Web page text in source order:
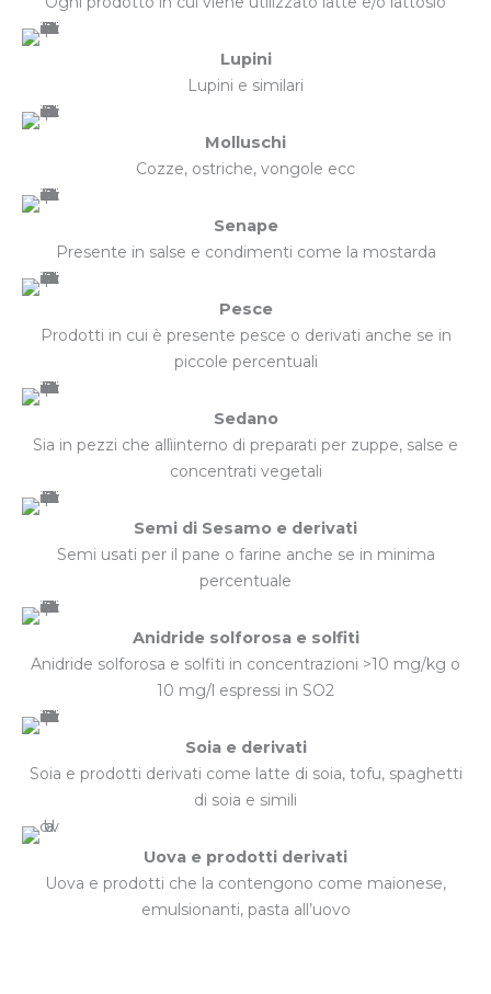
Lupini
Lupini e similari
Molluschi
Cozze, ostriche, vongole ecc
Senape
Presente in salse e condimenti come la mostarda
Pesce
Prodotti in cui è presente pesce o derivati anche se in
piccole percentuali
Sedano
Sia in pezzi che allìinterno di preparati per zuppe, salse e
concentrati vegetali
Semi di Sesamo e derivati
Semi usati per il pane o farine anche se in minima
percentuale
Anidride solforosa e solfiti
Anidride solforosa e solfiti in concentrazioni >10 mg/kg o
10 mg/l espressi in SO2
Soia e derivati
Soia e prodotti derivati come latte di soia, tofu, spaghetti
di soia e simili
Uova e prodotti derivati
Uova e prodotti che la contengono come maionese,
emulsionanti, pasta all’uovo